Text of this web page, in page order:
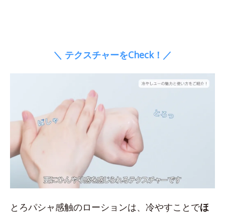
＼ テクスチャーをCheck！／
とろパシャ感触のローションは、冷やすことでほ